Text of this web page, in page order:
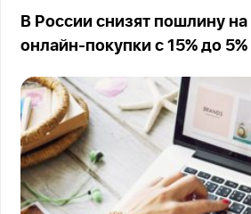
В России снизят пошлину
онлайн-покупки с 15% до 5%